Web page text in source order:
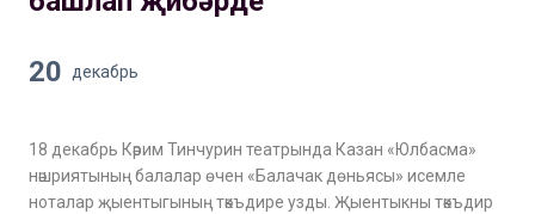
20 декабрь
18 декабрь Кәрим Тинчурин театрында Казан «Юлбасма»
нәшриятының балалар өчен «Балачак дөньясы» исемле
ноталар җыентыгының тәкъдире узды. Җыентыкны тәкъдир